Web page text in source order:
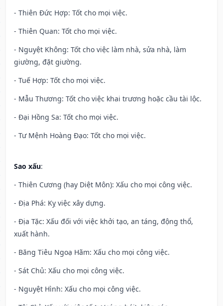
- Thiên Đức Hợp: Tốt cho mọi việc.
- Thiên Quan: Tốt cho mọi việc.
- Nguyệt Không: Tốt cho việc làm nhà, sửa nhà, làm
giường, đặt giường.
- Tuế Hợp: Tốt cho mọi việc.
- Mẫu Thương: Tốt cho việc khai trương hoặc cầu tài lộc.
- Đại Hồng Sa: Tốt cho mọi việc.
- Tư Mệnh Hoàng Đạo: Tốt cho mọi việc.
Sao xấu:
- Thiên Cương (hay Diệt Môn): Xấu cho mọi công việc.
- Địa Phá: Kỵ việc xây dựng.
- Địa Tặc: Xấu đối với việc khởi tạo, an táng, động thổ,
xuất hành.
- Băng Tiêu Ngoạ Hãm: Xấu cho mọi công việc.
- Sát Chủ: Xấu cho mọi công việc.
- Nguyệt Hình: Xấu cho mọi công việc.